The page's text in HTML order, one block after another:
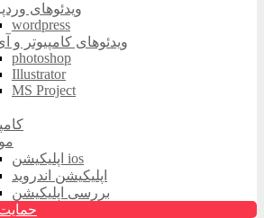
ویدئوهای
wordpress
ویدئوهای کامپیوتر و
photoshop
Illustrator
MS Project
اپلیکیشن ios
اپلیکیشن اندروید
بررسی اپلیکیشن